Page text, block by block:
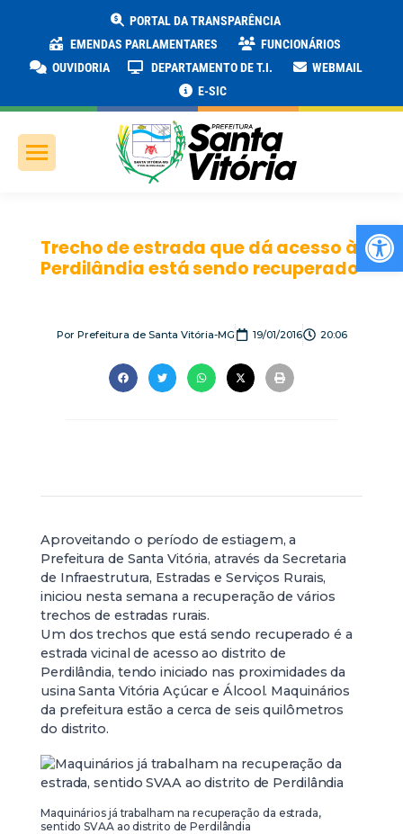
PORTAL DA TRANSPARÊNCIA
EMENDAS PARLAMENTARES
FUNCIONÁRIOS
OUVIDORIA
DEPARTAMENTO DE T.I.
WEBMAIL
E-SIC
Trecho de estrada que dá acesso à
Perdilândia está sendo recuperado
PorPrefeitura de Santa Vitória-MG 19/01/2016 20:06
Aproveitando o período de estiagem, a
Prefeitura de Santa Vitória, através da Secretaria
de Infraestrutura, Estradas e Serviços Rurais,
iniciou nesta semana a recuperação de vários
trechos de estradas rurais.
Um dos trechos que está sendo recuperado é a
estrada vicinal de acesso ao distrito de
Perdilândia, tendo iniciado nas proximidades da
usina Santa Vitória Açúcar e Álcool. Maquinários
da prefeitura estão a cerca de seis quilômetros
do distrito.
Maquinários já trabalham na recuperação da estrada,
sentido SVAA ao distrito de Perdilândia